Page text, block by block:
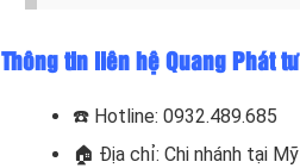
Thông tin liên hệ Quang Phát
☎️ Hotline: 0932.489.685
🏠 Địa chỉ: Chi nhánh tại